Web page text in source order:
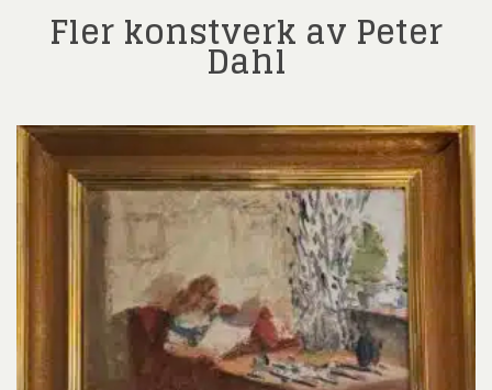
Fler konstverk av Peter
Dahl